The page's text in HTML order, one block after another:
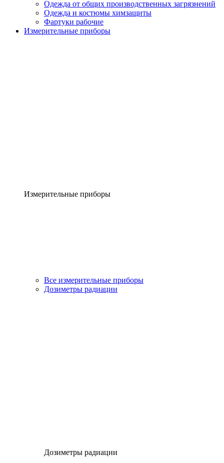
Одежда от общих производственных загрязнений
Одежда и костюмы химзащиты
Фартуки рабочие
Измерительные приборы
Измерительные приборы
Все измерительные приборы
Дозиметры радиации
Дозиметры радиации